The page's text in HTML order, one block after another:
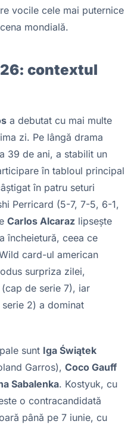
vocile cele mai puternice
mondială.
contextul
a debutat cu mai multe
zi. Pe lângă drama
39 de ani, a stabilit un
în tabloul principal
în patru seturi
Perricard (5-7, 7-5, 6-1,
Carlos Alcaraz lipsește
încheietură, ceea ce
card-ul american
surpriza zilei,
de serie 7), iar
2) a dominat
sunt Iga Świątek
Garros), Coco Gauff
Sabalenka. Kostyuk, cu
o contracandidată
până pe 7 iunie, cu